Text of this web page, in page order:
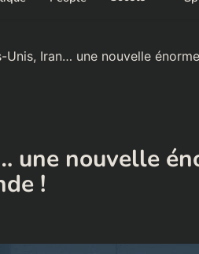
Unis, Iran… une nouvelle
une nouvelle
!